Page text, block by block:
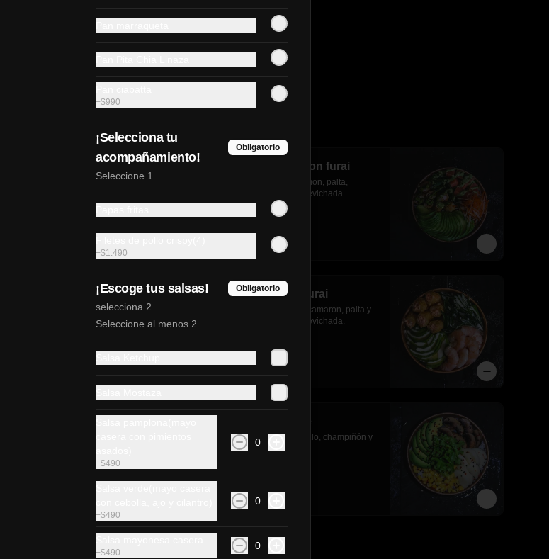
Gohan camaron furai
camaron furai, salmon, palta,
cebollin y salsa acevichada.
Gohan sake furai
Salmon apanado, camaron, palta y
cebollin y salsa acevichada.
Palmito, palta, choclo, champiñón y
lechuga.
$6.790
+$990
¡Selecciona tu
acompañamiento!
Obligatorio
Seleccione 1
+$1.490
¡Escoge tus salsas! Obligatorio
selecciona 2
Seleccione al menos 2
+$490
0
+$490
0
+$490
0